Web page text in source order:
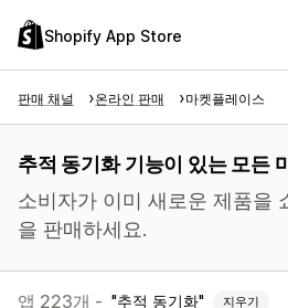
Shopify App Store
판매 채널 온라인 판매 마켓플레이스
추적 동기화 기능이 있는 모든
소비자가 이미 새로운 제품을
을 판매하세요.
앱 223개 - 추적 동기화 지우기